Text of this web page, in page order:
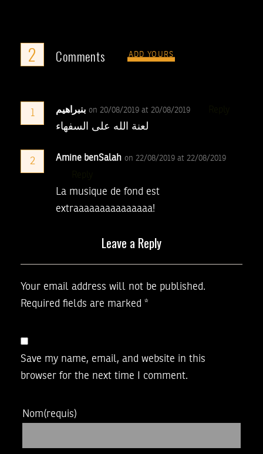
2 Comments ADD YOURS
1 بنبراهيم on 20/08/2019 at 20/08/2019
لعنة الله على السفهاء
2 Amine benSalah on 22/08/2019 at 22/08/2019
La musique de fond est
extraaaaaaaaaaaaaaa!
Leave a Reply
Your email address will not be published.
Required fields are marked *
Save my name, email, and website in this
browser for the next time I comment.
Nom(requis)